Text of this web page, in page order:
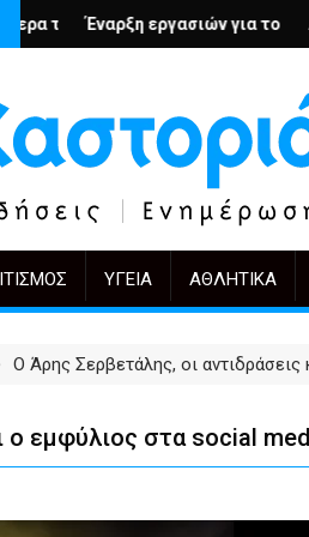
Ο Άρμιν Βέγκνερ απέναντι στη
για το Κέντρο Ημέρας Ολικής
Από τον Εμφύλιο
ΥΓΕΊΑ ΑΘΛΗΤΙΚΆ
Ο Άρης Σερβετάλης, οι
ο εμφύλιος στα social